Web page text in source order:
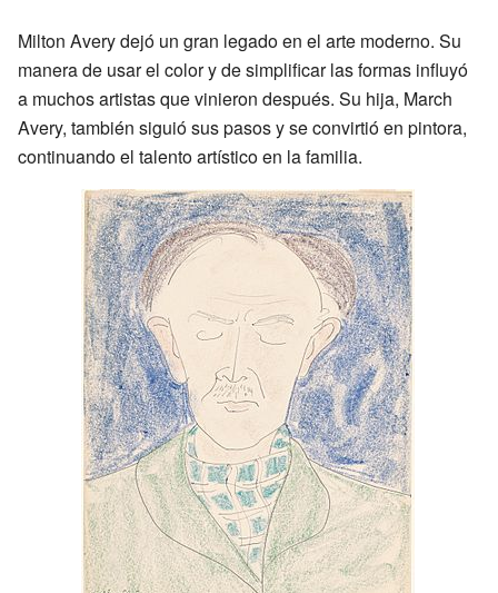
Milton Avery dejó un gran legado en el arte moderno. Su
manera de usar el color y de simplificar las formas influyó
a muchos artistas que vinieron después. Su hija, March
Avery, también siguió sus pasos y se convirtió en pintora,
continuando el talento artístico en la familia.